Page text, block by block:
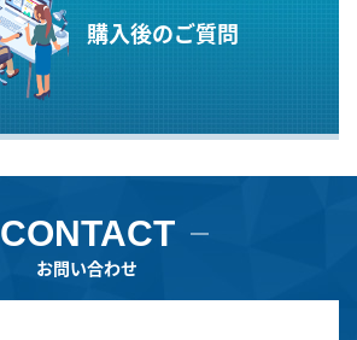
購入後のご質問
CONTACT
お問い合わせ